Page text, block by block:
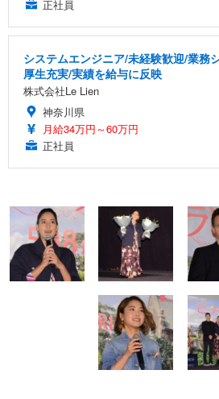
正社員
システムエンジニア/未経験歓迎/業務
厚生充実/実績を給与に反映
株式会社Le Lien
神奈川県
月給34万円～60万円
正社員